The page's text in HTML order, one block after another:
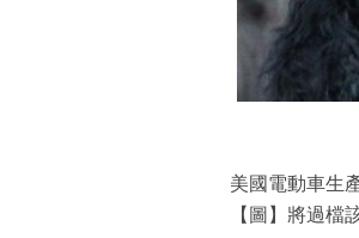
美國電動車生
【圖】將過檔